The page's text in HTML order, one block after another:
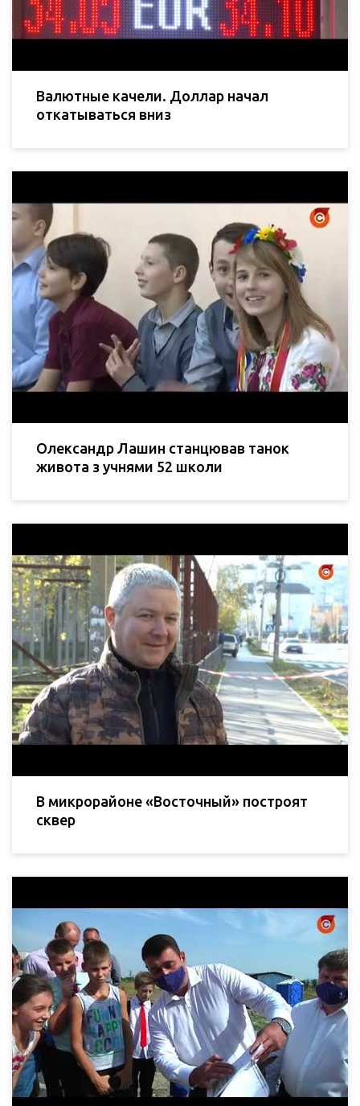
Валютные качели. Доллар начал
откатываться вниз
Олександр Лашин станцював танок
живота з учнями 52 школи
В микрорайоне «Восточный» построят
сквер